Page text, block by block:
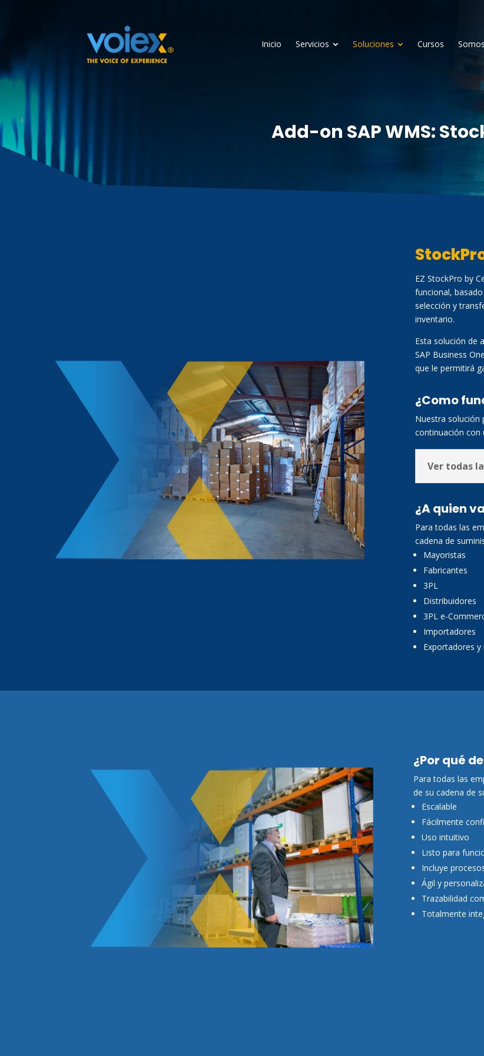
Inicio Servicios Soluciones Cursos Somos
Add-on SAP WMS:
EZ StockPro by
funcional,
selección y
inventario.
Esta solución de
SAP Business
que le permitirá
¿Como
Nuestra solución
continuación con
Ver todas
¿A quien
Para todas las
cadena de
Mayoristas
Fabricantes
3PL
Distribuidores
3PL e-
Importadores
Exportadores y
¿Por qué
Para todas las
de su cadena de
Escalable
Fácilmente
Uso intuitivo
Listo para
Incluye
Ágil y
Trazabilidad
Totalmente